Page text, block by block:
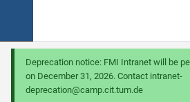
Deprecation notice: FMI Intranet will be
on December 31, 2026. Contact intranet-
deprecation@camp.cit.tum.de